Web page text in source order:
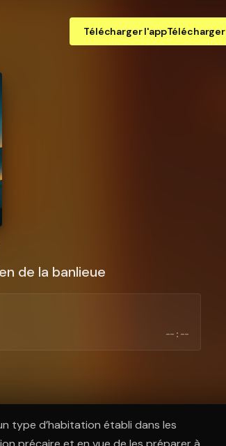
Télécharger l'appTélécharger
de la banlieue
--:--
type d’habitation établi dans les